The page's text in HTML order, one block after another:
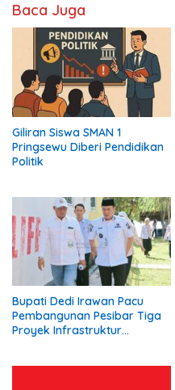
Baca Juga
Giliran Siswa SMAN 1
Pringsewu Diberi Pendidikan
Politik
Bupati Dedi Irawan Pacu
Pembangunan Pesibar Tiga
Proyek Infrastruktur